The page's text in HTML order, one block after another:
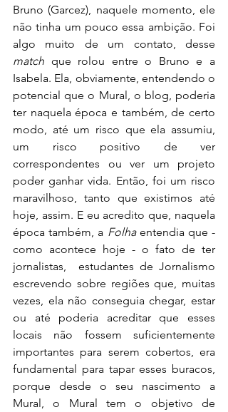
Bruno (Garcez), naquele momento, ele
não tinha um pouco essa ambição. Foi
match que rolou entre o Bruno e a
Isabela. Ela, obviamente, entendendo o
potencial que o Mural, o blog, poderia
ter naquela época e também, de certo
modo, até um risco que ela assumiu,
um risco positivo de ver
correspondentes ou ver um projeto
poder ganhar vida. Então, foi um risco
maravilhoso, tanto que existimos até
hoje, assim. E eu acredito que, naquela
época também, a Folha entendia que -
como acontece hoje - o fato de ter
jornalistas,  estudantes de Jornalismo
escrevendo sobre regiões que, muitas
vezes, ela não conseguia chegar, estar
ou até poderia acreditar que esses
locais não fossem suficientemente
importantes para serem cobertos, era
fundamental para tapar esses buracos,
porque desde o seu nascimento a
Mural, o Mural tem o objetivo de